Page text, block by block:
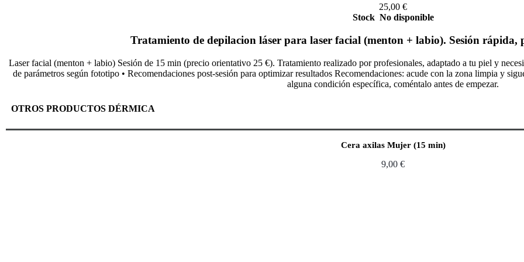
25,00 €
Stock No disponible
Tratamiento de depilacion láser para laser facial (menton + labio). Sesión rápida,
Laser facial (menton + labio) Sesión de 15 min (precio orientativo 25 €). Tratamiento realizado por profesionales, adaptado a tu piel y
de parámetros según fototipo • Recomendaciones post-sesión para optimizar resultados Recomendaciones: acude con la zona limpia y
alguna condición específica, coméntalo antes de empezar.
OTROS PRODUCTOS DÉRMICA
Cera axilas Mujer (15 min)
9,00 €